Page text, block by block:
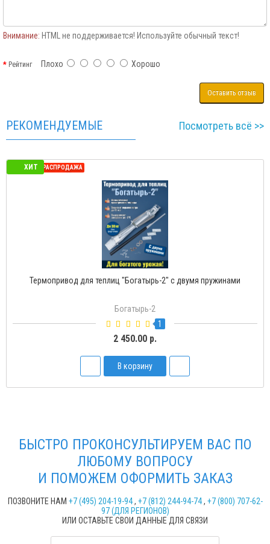
Внимание: HTML не поддерживается! Используйте обычный текст!
РейтингПлохо Хорошо
Оставить отзыв
РЕКОМЕНДУЕМЫЕ Посмотреть всё >>
ХИТ
СЕЗОННАЯ РАСПРОДАЖА
Термопривод для теплиц "Богатырь-2" с двумя пружинами
Богатырь-2
1
2 450.00 р.
В корзину
БЫСТРО ПРОКОНСУЛЬТИРУЕМ ВАС ПО
ЛЮБОМУ ВОПРОСУ
И ПОМОЖЕМ ОФОРМИТЬ ЗАКАЗ
ПОЗВОНИТЕ НАМ +7 (495) 204-19-94, +7 (812) 244-94-74, +7 (800) 707-62-
97 (ДЛЯ РЕГИОНОВ)
ИЛИ ОСТАВЬТЕ СВОИ ДАННЫЕ ДЛЯ СВЯЗИ